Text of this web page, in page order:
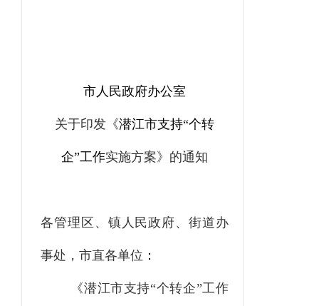
市人民政府办公室
关于印发《潜江市支持“个转
企”工作实施方案》 的通知
各管理区、镇人民政府、街道办
事处，市直各单位 ：
《潜江市支持“个转企”工作